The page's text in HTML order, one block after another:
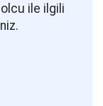
ile ilgili